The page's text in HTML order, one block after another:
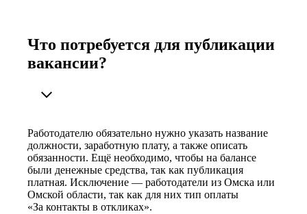
Что потребуется для публикации
вакансии?
Работодателю обязательно нужно указать название
должности, заработную плату, а также описать
обязанности. Ещё необходимо, чтобы на балансе
были денежные средства, так как публикация
платная. Исключение — работодатели из Омска или
Омской области, так как для них тип оплаты
«За контакты в откликах».